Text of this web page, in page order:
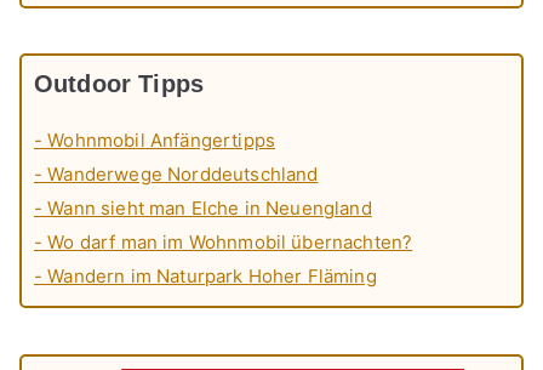
Outdoor Tipps
- Wohnmobil Anfängertipps
- Wanderwege Norddeutschland
- Wann sieht man Elche in Neuengland
- Wo darf man im Wohnmobil übernachten?
- Wandern im Naturpark Hoher Fläming